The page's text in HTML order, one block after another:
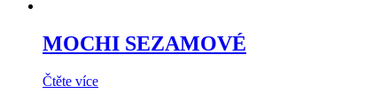
MOCHI SEZAMOVÉ
Čtěte více